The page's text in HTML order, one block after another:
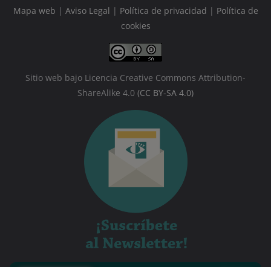
Mapa web | Aviso Legal | Política de privacidad | Política de
cookies
Sitio web bajo Licencia Creative Commons Attribution-
ShareAlike 4.0 (CC BY-SA 4.0)